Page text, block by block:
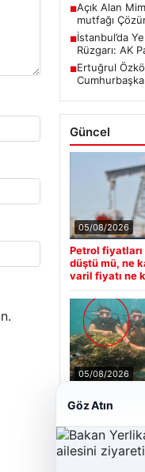
■Açık Alan
mutfağı
■İstanbul’da
Rüzgarı: AK
■Ertuğrul
Güncel
05/08/2026
Petrol fiyatları
düştü mü, ne
varil fiyatı ne
05/08/2026
Ardındaki
Göz Atın